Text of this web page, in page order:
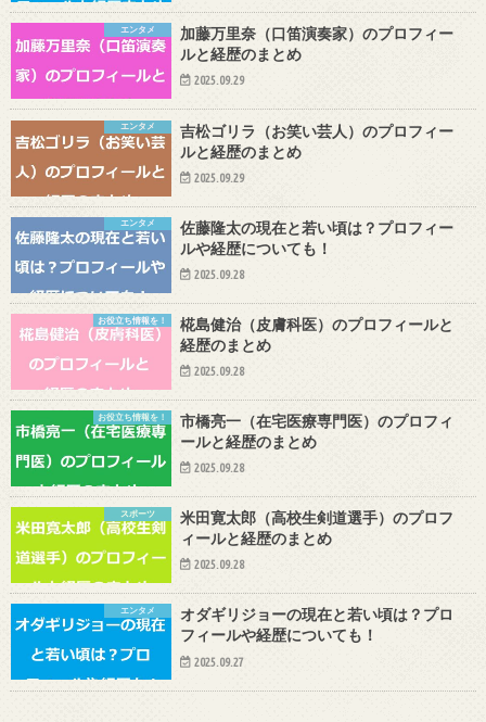
エンタメ
加藤万里奈（口笛演奏家）のプロフィー
ルと経歴のまとめ
2025.09.29
エンタメ
吉松ゴリラ（お笑い芸人）のプロフィー
ルと経歴のまとめ
2025.09.29
エンタメ
佐藤隆太の現在と若い頃は？プロフィー
ルや経歴についても！
2025.09.28
お役立ち情報を！
椛島健治（皮膚科医）のプロフィールと
経歴のまとめ
2025.09.28
お役立ち情報を！
市橋亮一（在宅医療専門医）のプロフィ
ールと経歴のまとめ
2025.09.28
スポーツ
米田寛太郎（高校生剣道選手）のプロフ
ィールと経歴のまとめ
2025.09.28
エンタメ
オダギリジョーの現在と若い頃は？プロ
フィールや経歴についても！
2025.09.27